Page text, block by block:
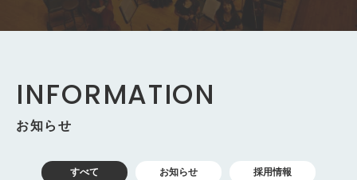
INFORMATION
お知らせ
すべて お知らせ 採用情報